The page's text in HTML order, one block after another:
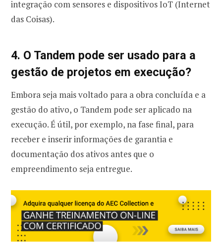
integração com sensores e dispositivos IoT (Internet
das Coisas).
4. O Tandem pode ser usado para a
gestão de projetos em execução?
Embora seja mais voltado para a obra concluída e a
gestão do ativo, o Tandem pode ser aplicado na
execução. É útil, por exemplo, na fase final, para
receber e inserir informações de garantia e
documentação dos ativos antes que o
empreendimento seja entregue.